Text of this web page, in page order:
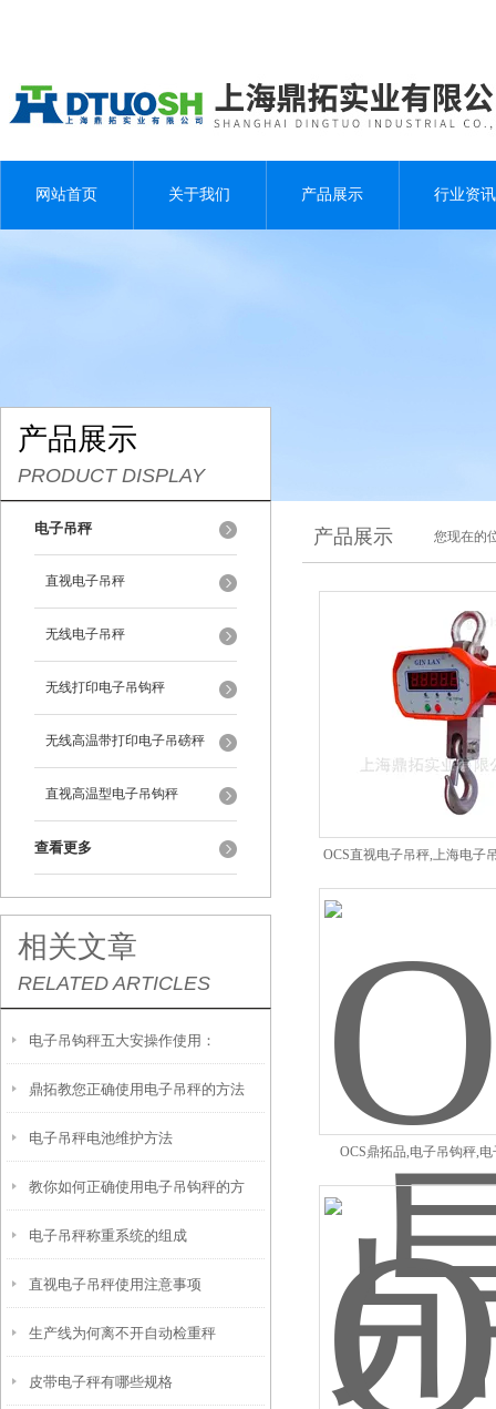
网站首页 关于我们 产品展示 行业资讯
产品展示
PRODUCT DISPLAY
电子吊秤
直视电子吊秤
无线电子吊秤
无线打印电子吊钩秤
无线高温带打印电子吊磅秤
直视高温型电子吊钩秤
查看更多
相关文章
RELATED ARTICLES
电子吊钩秤五大安操作使用：
鼎拓教您正确使用电子吊秤的方法
电子吊秤电池维护方法
教你如何正确使用电子吊钩秤的方
法？
电子吊秤称重系统的组成
直视电子吊秤使用注意事项
生产线为何离不开自动检重秤
皮带电子秤有哪些规格
产品展示 您现在的
OCS直视电子吊秤,上海电子
吊秤,5吨电子吊秤
OCS鼎拓品,电子吊钩秤,